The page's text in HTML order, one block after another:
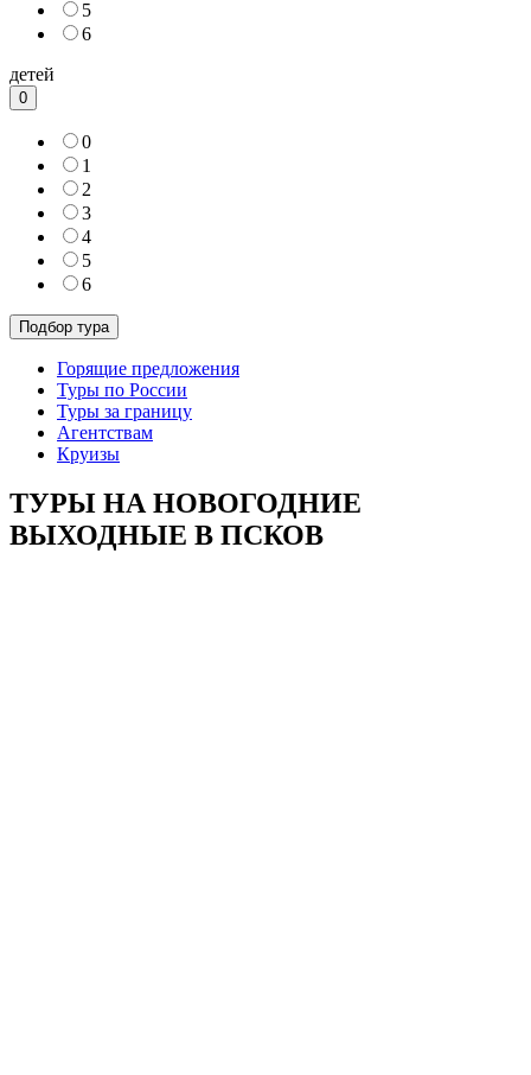
5
6
детей
0
0
1
2
3
4
5
6
Горящие предложения
Туры по России
Туры за границу
Агентствам
Круизы
ТУРЫ НА НОВОГОДНИЕ
ВЫХОДНЫЕ В ПСКОВ